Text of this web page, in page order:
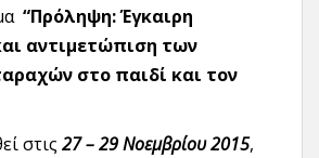
“Πρόληψη: Έγκαιρη
αντιμετώπιση των
στο παιδί και τον
στις 27 – 29 Νοεμβρίου 2015,